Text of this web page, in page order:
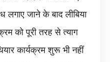
लगाए जाने के बाद लीबिया
को पूरी तरह से त्याग
कार्यक्रम शुरू भी नहीं